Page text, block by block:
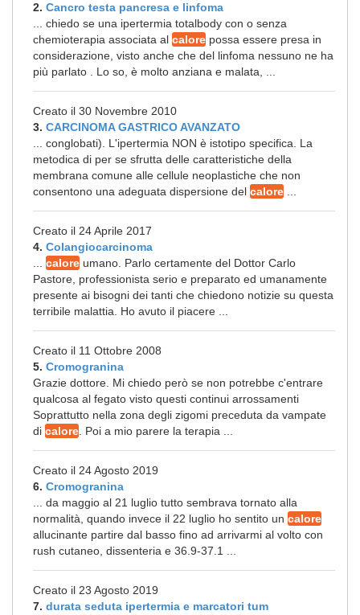
2. Cancro testa pancresa e linfoma
... chiedo se una ipertermia totalbody con o senza
chemioterapia associata al calore possa essere presa in
considerazione, visto anche che del linfoma nessuno ne ha
più parlato . Lo so, è molto anziana e malata, ...
Creato il 30 Novembre 2010
3. CARCINOMA GASTRICO AVANZATO
... conglobati). L'ipertermia NON è istotipo specifica. La
metodica di per se sfrutta delle caratteristiche della
membrana comune alle cellule neoplastiche che non
consentono una adeguata dispersione del calore
Creato il 24 Aprile 2017
4. Colangiocarcinoma
calore umano. Parlo certamente del Dottor Carlo
Pastore, professionista serio e preparato ed umanamente
presente ai bisogni dei tanti che chiedono notizie su questa
terribile malattia. Ho avuto il piacere ...
Creato il 11 Ottobre 2008
5. Cromogranina
Grazie dottore. Mi chiedo però se non potrebbe c'entrare
qualcosa al fegato visto questi continui arrossamenti
Soprattutto nella zona degli zigomi preceduta da vampate
di calore . Poi a mio parere la terapia ...
Creato il 24 Agosto 2019
6. Cromogranina
... da maggio al 21 luglio tutto sembrava tornato alla
normalità, quando invece il 22 luglio ho sentito un calore
allucinante partire dal basso fino ad arrivarmi al volto con
rush cutaneo, dissenteria e 36.9-37.1 ...
Creato il 23 Agosto 2019
7. durata seduta ipertermia e marcatori tum